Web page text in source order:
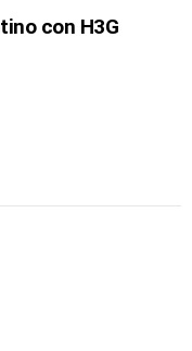
con H3G